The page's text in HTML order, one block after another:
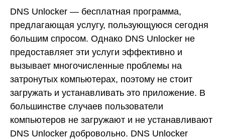
DNS Unlocker — бесплатная программа,
предлагающая услугу, пользующуюся сегодня
большим спросом. Однако DNS Unlocker не
предоставляет эти услуги эффективно и
вызывает многочисленные проблемы на
затронутых компьютерах, поэтому не стоит
загружать и устанавливать это приложение. В
большинстве случаев пользователи
компьютеров не загружают и не устанавливают
DNS Unlocker добровольно. DNS Unlocker